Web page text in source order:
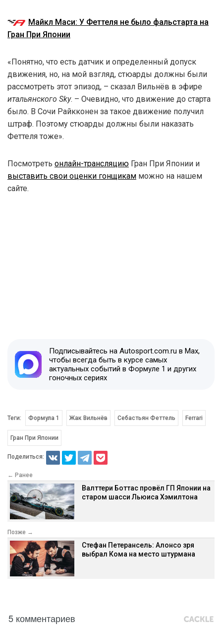
Майкл Маси: У Феттеля не было фальстарта на
Гран При Японии
«Понятно, что есть датчик и определенный допуск
движения, но, на мой взгляд, стюарды должны были
рассмотреть этот эпизод, – сказал Вильнёв в эфире
итальянского Sky. – Очевидно, что движение до старта
было. В Сочи Райкконен за такое движение получил
штраф. Поэтому стюарды должны были наказать
Феттеля тоже».
Посмотреть онлайн-трансляцию Гран При Японии и
выставить свои оценки гонщикам можно на нашем
сайте.
Подписывайтесь на Autosport.com.ru в Max,
чтобы всегда быть в курсе самых
актуальных событий в Формуле 1 и других
гоночных сериях
Теги: Формула 1 Жак Вильнёв Себастьян Феттель Ferrari
Гран При Японии
Поделиться:
← Ранее
Валттери Боттас провёл ГП Японии на
старом шасси Льюиса Хэмилтона
Позже →
Стефан Петерансель: Алонсо зря
выбрал Кома на место штурмана
5 комментариев